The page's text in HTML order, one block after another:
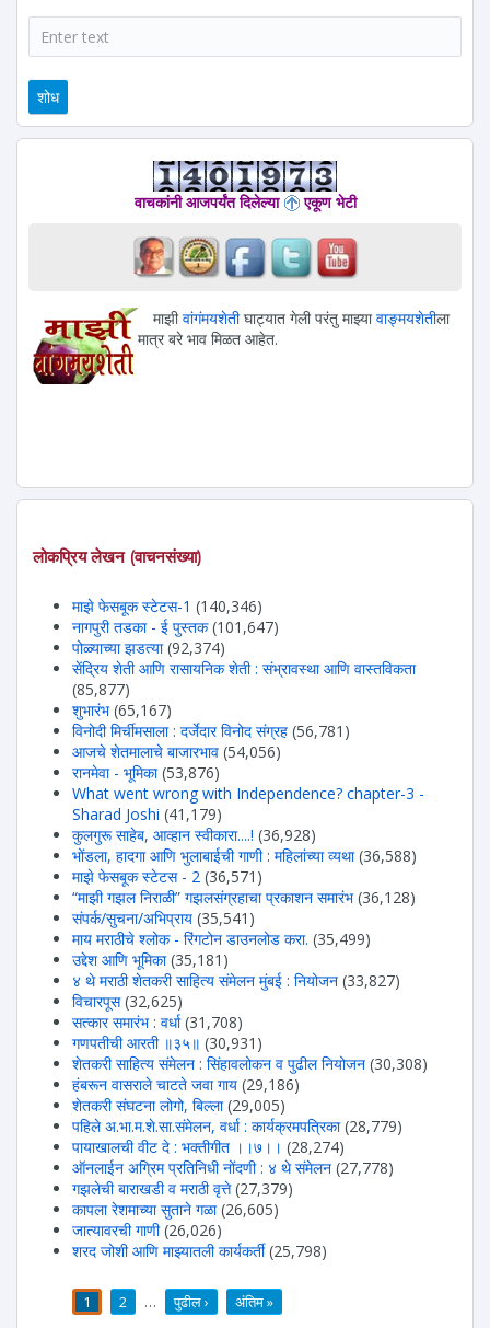
शोध
वाचकांनी आजपर्यंत दिलेल्या एकूण भेटी
माझीवांगंमयशेतीघाट्यात गेली परंतु माझ्यावाङ्मयशेतीला
मात्र बरे भाव मिळत आहेत.
लोकप्रिय लेखन (वाचनसंख्या)
माझे फेसबूक स्टेटस-1 (140,346)
नागपुरी तडका - ई पुस्तक (101,647)
पोळ्याच्या झडत्या (92,374)
सेंद्रिय शेती आणि रासायनिक शेती : संभ्रावस्था आणि वास्तविकता
(85,877)
शुभारंभ (65,167)
विनोदी मिर्चीमसाला : दर्जेदार विनोद संग्रह (56,781)
आजचे शेतमालाचे बाजारभाव (54,056)
रानमेवा - भूमिका (53,876)
What went wrong with Independence? chapter-3 -
Sharad Joshi (41,179)
कुलगुरू साहेब, आव्हान स्वीकारा....! (36,928)
भोंडला, हादगा आणि भुलाबाईची गाणी : महिलांच्या व्यथा (36,588)
माझे फेसबूक स्टेटस - 2 (36,571)
“माझी गझल निराळी” गझलसंग्रहाचा प्रकाशन समारंभ (36,128)
संपर्क/सुचना/अभिप्राय (35,541)
माय मराठीचे श्लोक - रिंगटोन डाउनलोड करा. (35,499)
उद्देश आणि भूमिका (35,181)
४ थे मराठी शेतकरी साहित्य संमेलन मुंबई : नियोजन (33,827)
विचारपूस (32,625)
सत्कार समारंभ : वर्धा (31,708)
गणपतीची आरती ॥३५॥ (30,931)
शेतकरी साहित्य संमेलन : सिंहावलोकन व पुढील नियोजन (30,308)
हंबरून वासराले चाटते जवा गाय (29,186)
शेतकरी संघटना लोगो, बिल्ला (29,005)
पहिले अ.भा.म.शे.सा.संमेलन, वर्धा : कार्यक्रमपत्रिका (28,779)
पायाखालची वीट दे : भक्तीगीत ।।७।। (28,274)
ऑनलाईन अग्रिम प्रतिनिधी नोंदणी : ४ थे संमेलन (27,778)
गझलेची बाराखडी व मराठी वृत्ते (27,379)
कापला रेशमाच्या सुताने गळा (26,605)
जात्यावरची गाणी (26,026)
शरद जोशी आणि माझ्यातली कार्यकर्ती (25,798)
1 2 … पुढील › अंतिम »